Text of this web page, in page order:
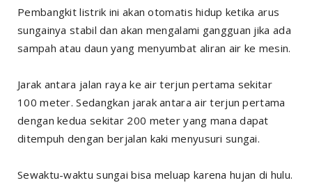
Pembangkit listrik ini akan otomatis hidup ketika arus
sungainya stabil dan akan mengalami gangguan jika ada
sampah atau daun yang menyumbat aliran air ke mesin.
Jarak antara jalan raya ke air terjun pertama sekitar
100 meter. Sedangkan jarak antara air terjun pertama
dengan kedua sekitar 200 meter yang mana dapat
ditempuh dengan berjalan kaki menyusuri sungai.
Sewaktu-waktu sungai bisa meluap karena hujan di hulu.